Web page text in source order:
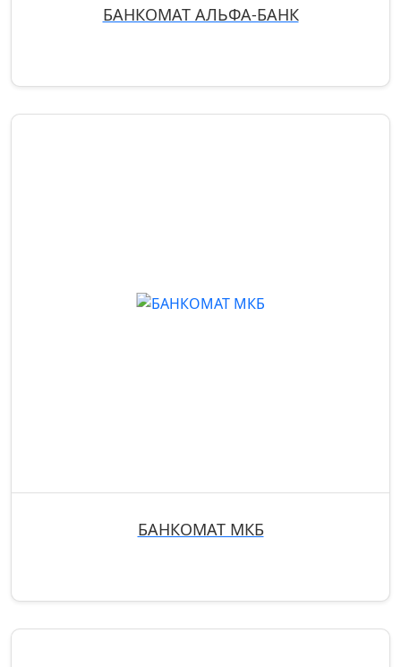
БАНКОМАТ АЛЬФА-БАНК
БАНКОМАТ МКБ